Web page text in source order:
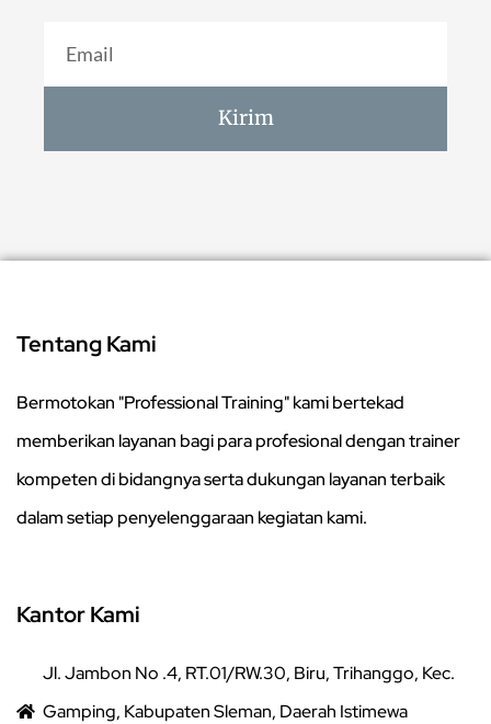
Kirim
Tentang Kami
Bermotokan "Professional Training" kami bertekad
memberikan layanan bagi para profesional dengan trainer
kompeten di bidangnya serta dukungan layanan terbaik
dalam setiap penyelenggaraan kegiatan kami.
Kantor Kami
Jl. Jambon No .4, RT.01/RW.30, Biru, Trihanggo, Kec.
Gamping, Kabupaten Sleman, Daerah Istimewa